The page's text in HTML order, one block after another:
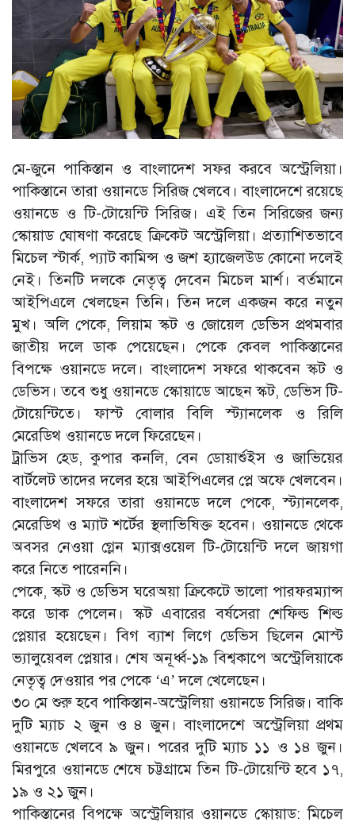
মে-জুনে পাকিস্তান ও বাংলাদেশ সফর করবে অস্ট্রেলিয়া।
পাকিস্তানে তারা ওয়ানডে সিরিজ খেলবে। বাংলাদেশে রয়েছে
ওয়ানডে ও টি-টোয়েন্টি সিরিজ। এই তিন সিরিজের জন্য
স্কোয়াড ঘোষণা করেছে ক্রিকেট অস্ট্রেলিয়া। প্রত্যাশিতভাবে
মিচেল স্টার্ক, প্যাট কামিন্স ও জশ হ্যাজেলউড কোনো দলেই
নেই। তিনটি দলকে নেতৃত্ব দেবেন মিচেল মার্শ। বর্তমানে
আইপিএলে খেলছেন তিনি। তিন দলে একজন করে নতুন
মুখ। অলি পেকে, লিয়াম স্কট ও জোয়েল ডেভিস প্রথমবার
জাতীয় দলে ডাক পেয়েছেন। পেকে কেবল পাকিস্তানের
বিপক্ষে ওয়ানডে দলে। বাংলাদেশ সফরে থাকবেন স্কট ও
ডেভিস। তবে শুধু ওয়ানডে স্কোয়াডে আছেন স্কট, ডেভিস টি-
টোয়েন্টিতে। ফাস্ট বোলার বিলি স্ট্যানলেক ও রিলি
মেরেডিথ ওয়ানডে দলে ফিরেছেন।
ট্রাভিস হেড, কুপার কনলি, বেন ডোয়ার্শুইস ও জাভিয়ের
বার্টলেট তাদের দলের হয়ে আইপিএলের প্লে অফে খেলবেন।
বাংলাদেশ সফরে তারা ওয়ানডে দলে পেকে, স্ট্যানলেক,
মেরেডিথ ও ম্যাট শর্টের স্থলাভিষিক্ত হবেন। ওয়ানডে থেকে
অবসর নেওয়া গ্লেন ম্যাক্সওয়েল টি-টোয়েন্টি দলে জায়গা
করে নিতে পারেননি।
পেকে, স্কট ও ডেভিস ঘরেঅয়া ক্রিকেটে ভালো পারফরম্যান্স
করে ডাক পেলেন। স্কট এবারের বর্ষসেরা শেফিল্ড শিল্ড
প্লেয়ার হয়েছেন। বিগ ব্যাশ লিগে ডেভিস ছিলেন মোস্ট
ভ্যালুয়েবল প্লেয়ার। শেষ অনূর্ধ্ব-১৯ বিশ্বকাপে অস্ট্রেলিয়াকে
নেতৃত্ব দেওয়ার পর পেকে ‘এ’ দলে খেলেছেন।
৩০ মে শুরু হবে পাকিস্তান-অস্ট্রেলিয়া ওয়ানডে সিরিজ। বাকি
দুটি ম্যাচ ২ জুন ও ৪ জুন। বাংলাদেশে অস্ট্রেলিয়া প্রথম
ওয়ানডে খেলবে ৯ জুন। পরের দুটি ম্যাচ ১১ ও ১৪ জুন।
মিরপুরে ওয়ানডে শেষে চট্টগ্রামে তিন টি-টোয়েন্টি হবে ১৭,
১৯ ও ২১ জুন।
পাকিস্তানের বিপক্ষে অস্ট্রেলিয়ার ওয়ানডে স্কোয়াড: মিচেল